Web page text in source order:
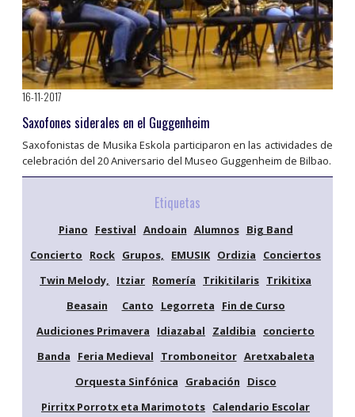
16-11-2017
Saxofones siderales en el Guggenheim
Saxofonistas de Musika Eskola participaron en las actividades de
celebración del 20 Aniversario del Museo Guggenheim de Bilbao.
Etiquetas
Piano Festival Andoain Alumnos Big Band
Concierto
Rock Grupos, EMUSIK Ordizia
Conciertos
Twin Melody,
Itziar Romería Trikitilaris Trikitixa
Beasain
Canto Legorreta
Fin de Curso
Audiciones Primavera
Idiazabal Zaldibia
concierto
Banda
Feria Medieval Tromboneitor Aretxabaleta
Orquesta Sinfónica
Grabación
Disco
Pirritx Porrotx eta Marimotots Calendario Escolar